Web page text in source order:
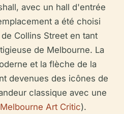
avec un hall d'entrée
a été choisi
Collins Street en tant
de Melbourne. La
et la flèche de la
devenues des icônes de
classique avec une
Melbourne Art Critic).